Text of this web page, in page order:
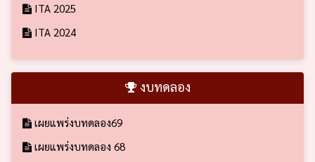
ITA 2025
ITA 2024
งบทดลอง
เผยแพร่งบทดลอง69
เผยแพร่งบทดลอง 68